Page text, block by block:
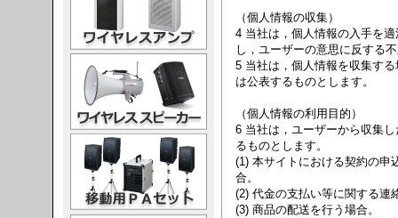
（個人情報の収集）
4 当社は，個人情報の入手を
し，ユーザーの意思に反する
5 当社は，個人情報を収集す
は公表するものとします。
（個人情報の利用目的）
6 当社は，ユーザーから収集
るものとします。
(1) 本サイトにおける契約の申
合。
(2) 代金の支払い等に関する連
(3) 商品の配送を行う場合。